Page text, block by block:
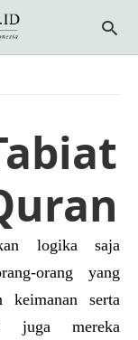
logika saja
orang yang
keimanan serta
juga mereka